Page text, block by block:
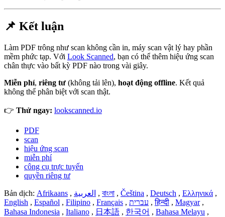
📌 Kết luận
Làm PDF trông như scan không cần in, máy scan vật lý hay phần
mềm phức tạp. Với Look Scanned, bạn có thể thêm hiệu ứng scan
chân thực vào bất kỳ PDF nào trong vài giây.
Miễn phí, riêng tư (không tải lên), hoạt động offline. Kết quả
không thể phân biệt với scan thật.
👉 Thử ngay: lookscanned.io
PDF
scan
hiệu ứng scan
miễn phí
công cụ trực tuyến
quyền riêng tư
Bản dịch: Afrikaans , العربية , বাংলা , Čeština , Deutsch , Ελληνικά ,
English , Español , Filipino , Français , עברית ,हिन्दी , Magyar ,
Bahasa Indonesia , Italiano , 日本語 , 한국어 , Bahasa Melayu ,